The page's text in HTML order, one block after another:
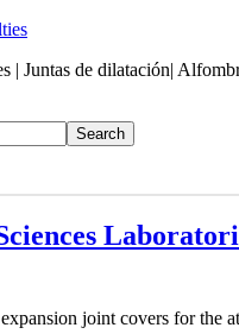
| Juntas de dilatación|
joint covers for the